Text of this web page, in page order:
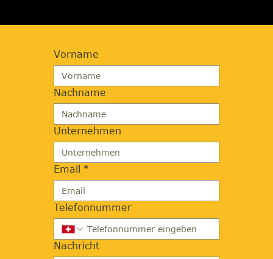
Vorname
Nachname
Unternehmen
Email *
Telefonnummer
Nachricht